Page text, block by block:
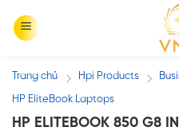
Trang chủ / Hpi Products /
HP EliteBook Laptops
HP ELITEBOOK 850 G8